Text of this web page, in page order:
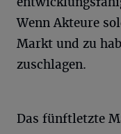
Wenn Akteure
Markt und zu
zuschlagen.
Das fünftletzte